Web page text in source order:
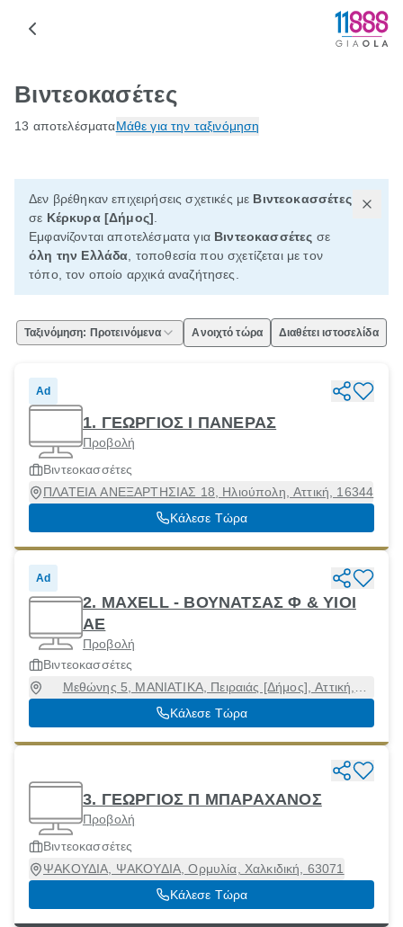
Βιντεοκασέτες
13 αποτελέσματαΜάθε για την ταξινόμηση
Δεν βρέθηκαν επιχειρήσεις σχετικές με Βιντεοκασσέτες
σε Κέρκυρα [Δήμος]
Εμφανίζονται αποτελέσματα για Βιντεοκασσέτες σε
όλη την Ελλάδα , τοποθεσία που σχετίζεται με τον
τόπο, τον οποίο αρχικά αναζήτησες.
Ταξινόμηση: Προτεινόμενα Ανοιχτό τώρα Διαθέτει ιστοσελίδα
Ad
1. ΓΕΩΡΓΙΟΣ Ι ΠΑΝΕΡΑΣ
Προβολή
Βιντεοκασσέτες
ΠΛΑΤΕΙΑ ΑΝΕΞΑΡΤΗΣΙΑΣ 18, Ηλιούπολη, Αττική, 16344
Κάλεσε Τώρα
Ad
2. MAXELL - ΒΟΥΝΑΤΣΑΣ Φ & ΥΙΟΙ
ΑΕ
Προβολή
Βιντεοκασσέτες
Μεθώνης 5, ΜΑΝΙΑΤΙΚΑ, Πειραιάς [Δήμος], Αττική,
18545
Κάλεσε Τώρα
3. ΓΕΩΡΓΙΟΣ Π ΜΠΑΡΑΧΑΝΟΣ
Προβολή
Βιντεοκασσέτες
ΨΑΚΟΥΔΙΑ, ΨΑΚΟΥΔΙΑ, Ορμυλία, Χαλκιδική, 63071
Κάλεσε Τώρα